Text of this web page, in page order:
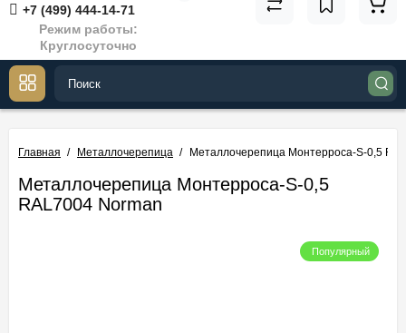
+7 (499) 444-14-71
Режим работы:
Круглосуточно
Главная Металлочерепица Металлочерепица Монтерроса-S-0,5
Металлочерепица Монтерроса-S-0,5
RAL7004 Norman
Популярный